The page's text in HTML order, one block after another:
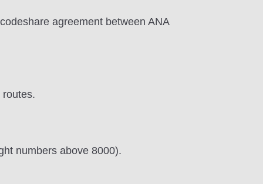
agreement between ANA
numbers above 8000).